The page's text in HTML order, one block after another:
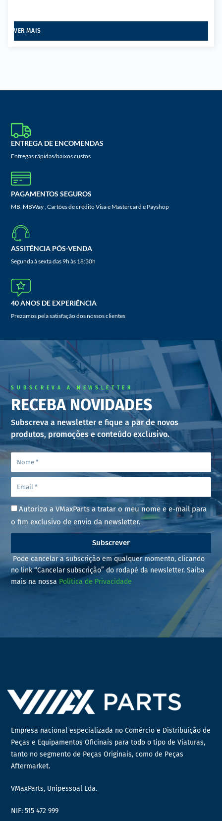
VER MAIS
ENTREGA DE ENCOMENDAS
Entregas rápidas/baixos custos
PAGAMENTOS SEGUROS
MB, MBWay , Cartões de crédito Visa e Mastercard e Payshop
ASSITÊNCIA PÓS-VENDA
Segunda à sexta das 9h às 18:30h
40 ANOS DE EXPERIÊNCIA
Prezamos pela satisfação dos nossos clientes
SUBSCREVA A NEWSLETTER
RECEBA NOVIDADES
Subscreva a newsletter e fique a par de novos
produtos, promoções e conteúdo exclusivo.
Autorizo a VMaxParts a tratar o meu nome e e-mail para
o fim exclusivo de envio da newsletter.
Subscrever
Pode cancelar a subscrição em qualquer momento, clicando
no link “Cancelar subscrição” do rodapé da newsletter. Saiba
mais na nossa Política de Privacidade
Empresa nacional especializada no Comércio e Distribuição de
Peças e Equipamentos Oficinais para todo o tipo de Viaturas,
tanto no segmento de Peças Originais, como de Peças
Aftermarket.
VMaxParts, Unipessoal Lda.
NIF: 515 472 999